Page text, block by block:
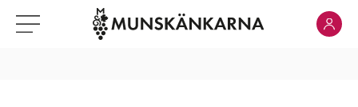
Klicka för meny Klicka